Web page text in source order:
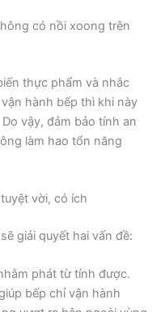
có nồi xoong trên
thực phẩm và nhắc
hành bếp thì khi này
vậy, đảm bảo tính an
làm hao tổn năng
tuyệt vời, có ích
sẽ giải quyết hai vấn đề:
phát từ tính được.
bếp chỉ vận hành